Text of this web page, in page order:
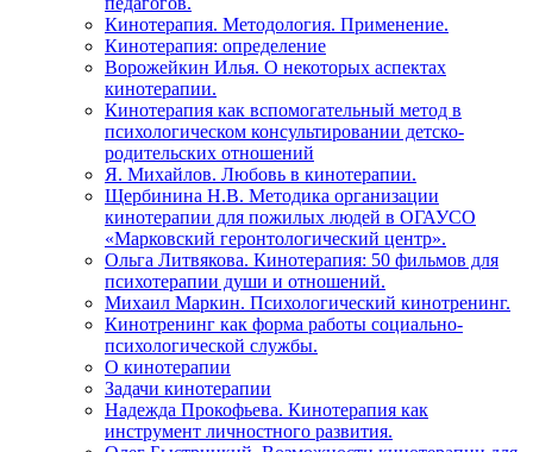
Кинотерапия. Методология. Применение.
Кинотерапия: определение
Ворожейкин Илья. О некоторых аспектах
кинотерапии.
Кинотерапия как вспомогательный метод в
психологическом консультировании детско-
родительских отношений
Я. Михайлов. Любовь в кинотерапии.
Щербинина Н.В. Методика организации
кинотерапии для пожилых людей в ОГАУСО
«Марковский геронтологический центр».
Ольга Литвякова. Кинотерапия: 50 фильмов для
психотерапии души и отношений.
Михаил Маркин. Психологический кинотренинг.
Кинотренинг как форма работы социально-
психологической службы.
О кинотерапии
Задачи кинотерапии
Надежда Прокофьева. Кинотерапия как
инструмент личностного развития.